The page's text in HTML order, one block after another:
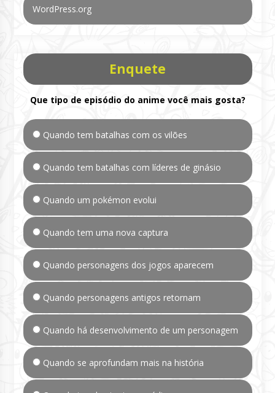
WordPress.org
Enquete
Que tipo de episódio do anime você mais gosta?
Quando tem batalhas com os vilões
Quando tem batalhas com líderes de ginásio
Quando um pokémon evolui
Quando tem uma nova captura
Quando personagens dos jogos aparecem
Quando personagens antigos retornam
Quando há desenvolvimento de um personagem
Quando se aprofundam mais na história